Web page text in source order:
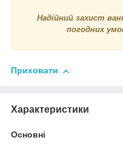
Надійний захист
погодних
Приховати
Характеристики
Основні